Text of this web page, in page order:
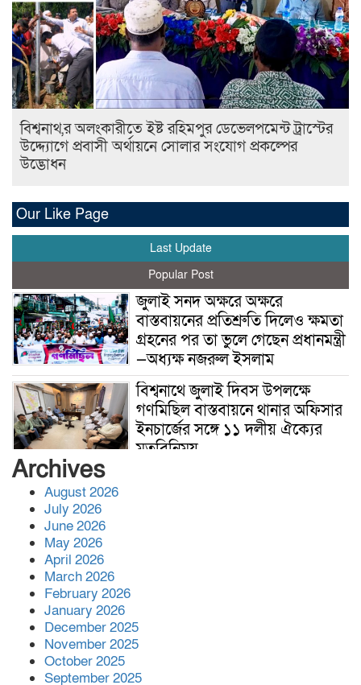
বিশ্বনাথ,র অলংকারীতে ইষ্ট রহিমপুর ডেভেলপমেন্ট ট্রাস্টের
উদ্দ্যোগে প্রবাসী অর্থায়নে সোলার সংযোগ প্রকল্পের
উদ্ভোধন
Our Like Page
Last Update
Popular Post
জুলাই সনদ অক্ষরে অক্ষরে
বাস্তবায়নের প্রতিশ্রুতি দিলেও ক্ষমতা
গ্রহনের পর তা ভুলে গেছেন প্রধানমন্ত্রী
—অধ্যক্ষ নজরুল ইসলাম
বিশ্বনাথে জুলাই দিবস উপলক্ষে
গণমিছিল বাস্তবায়নে থানার অফিসার
ইনচার্জের সঙ্গে ১১ দলীয় ঐক্যের
মতবিনিময়
সিডস অফ সাদাকাহ কর্তৃক
বিশ্বনাথের আমতৈল গ্রামে তিনটি
Archives
August 2026
July 2026
June 2026
May 2026
April 2026
March 2026
February 2026
January 2026
December 2025
November 2025
October 2025
September 2025